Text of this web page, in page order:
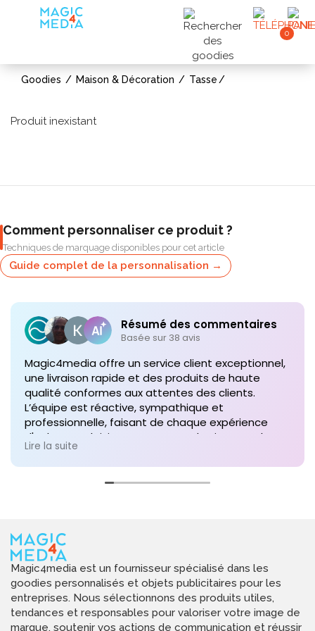
0
Goodies Maison & Décoration Tasse
Produit inexistant
Comment personnaliser ce produit ?
Techniques de marquage disponibles pour cet article
Guide complet de la personnalisation →
Résumé des commentaires
Basée sur 38 avis
Magic4media offre un service client exceptionnel,
une livraison rapide et des produits de haute
qualité conformes aux attentes des clients.
L’équipe est réactive, sympathique et
professionnelle, faisant de chaque expérience
d'achat un plaisir. Je recommande vivement leurs
services pour toute commande future de produits
personnalisés !
Lire la suite
Magic4media est un fournisseur spécialisé dans les
goodies personnalisés et objets publicitaires pour les
entreprises. Nous sélectionnons des produits utiles,
tendances et responsables pour valoriser votre image de
marque, soutenir vos actions de communication et réussir